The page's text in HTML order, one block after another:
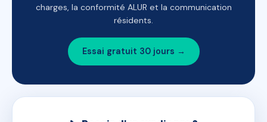
charges, la conformité ALUR et la communication
résidents.
Essai gratuit 30 jours →